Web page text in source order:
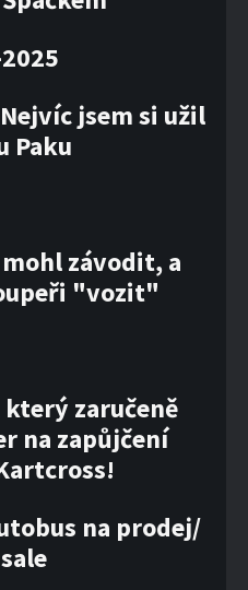
jsem si užil
Paku
závodit, a
"vozit"
zaručeně
na zapůjčení
na prodej/